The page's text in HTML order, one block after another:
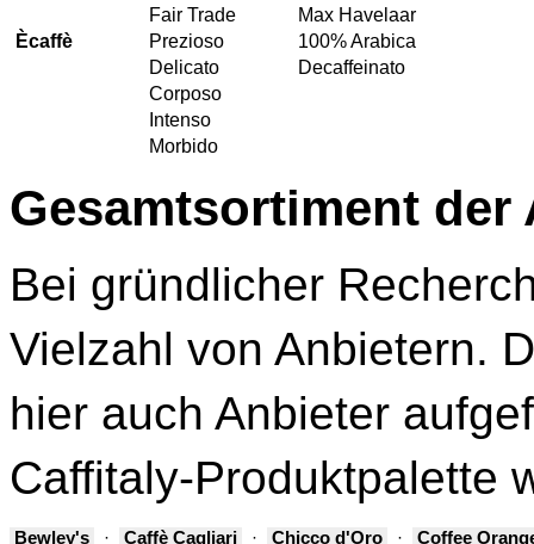
Fair Trade
Max Havelaar
Ècaffè
Prezioso
100% Arabica
Delicato
Decaffeinato
Corposo
Intenso
Morbido
Gesamtsortiment der
Bei gründlicher
Vielzahl von Anbietern.
hier auch Anbieter
Caffitaly-Produktpalette
Bewley's · Caffè Cagliari · Chicco d'Oro ·
Coffee